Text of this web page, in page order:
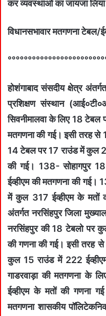
कर व्‍यवस्‍थाओं का जायजा लिया
विधानसभावार मतगणना टेबल/
होशंगाबाद संसदीय क्षेत्र
प्रशिक्षण संस्थान
सिवनीमालवा के लिए 18 टेबल
मतगणना की गई। इसी तरह से
14 टेबल पर 17 राउंड में कुल
की गई। 138- सोहागपुर
ईव्‍हीएम की मतगणना की गई।
में कुल 317 ईव्‍हीएम के मतों
अंतर्गत नरसिंहपुर जिला
नरसिंहपुर की 18 टेबलो पर
की गणना की गई। इसी तरह
कुल 15 राउंड में 222
गाडरवाड़ा की मतगणना के
ईव्‍हीएम के मतों की गणना
मतगणना शासकीय